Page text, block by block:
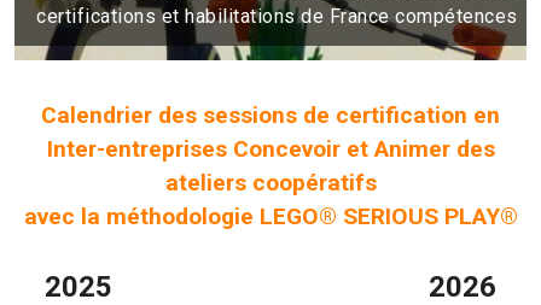
certifications et habilitations de France compétences
Calendrier des sessions de certification en
Inter-entreprises Concevoir et Animer des
ateliers coopératifs
avec la méthodologie LEGO® SERIOUS PLAY®
2025 2026